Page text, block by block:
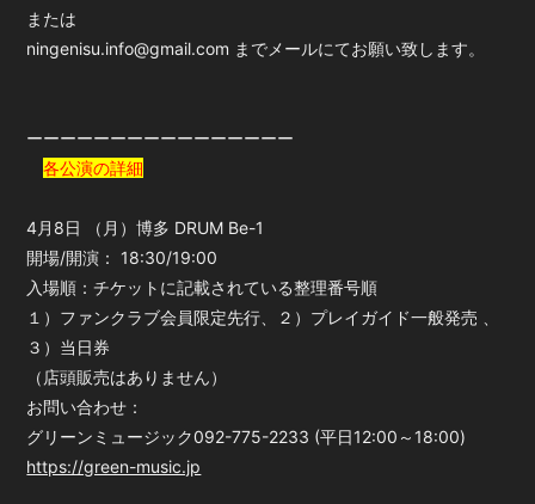
または
ningenisu.info@gmail.com までメールにてお願い致します。
ーーーーーーーーーーーーーーーー
各公演の詳細
4月8日 （月）博多 DRUM Be-1
開場/開演： 18:30/19:00
入場順：チケットに記載されている整理番号順
１）ファンクラブ会員限定先行、２）プレイガイド一般発売 、
３）当日券
（店頭販売はありません）
お問い合わせ：
グリーンミュージック092-775-2233 (平日12:00～18:00)
https://green-music.jp